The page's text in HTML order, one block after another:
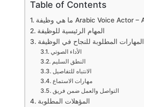
Table of Contents
المهام الرئيسية للوظيفة
المهارات المطلوبة للنجاح في الوظيفة
الأداء الصوتي
النطق السليم
الانتباه للتفاصيل
مهارات الاستماع
التواصل والعمل ضمن فريق
المؤهلات المطلوبة